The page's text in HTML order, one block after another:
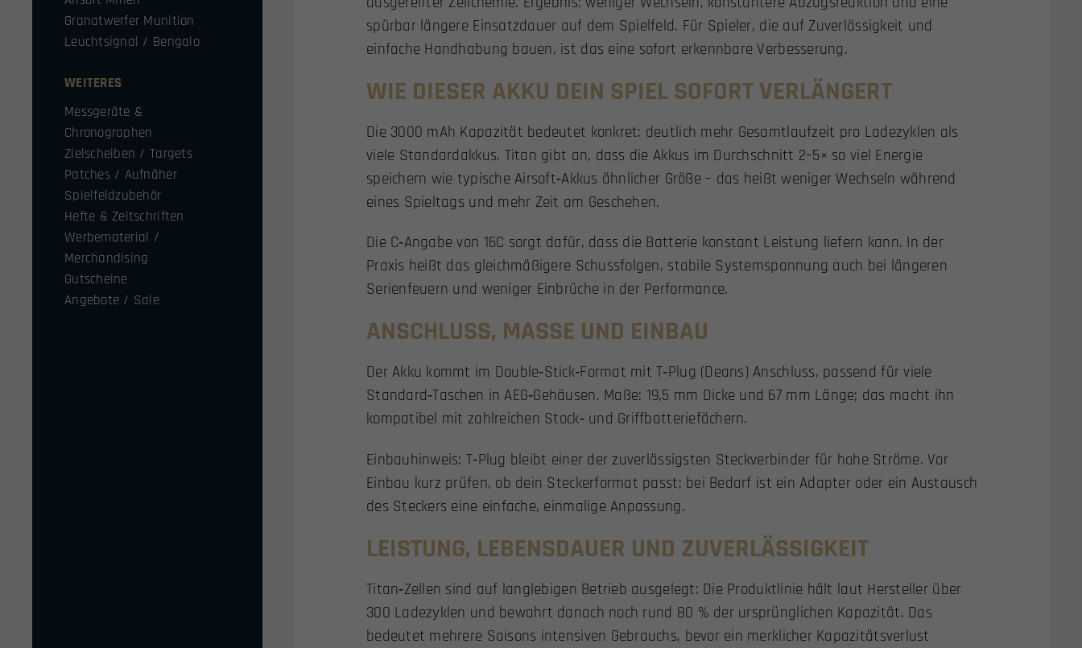
Granatwerfer Munition
Leuchtsignal / Bengalo
WEITERES
Messgeräte &
Chronographen
Zielscheiben / Targets
Patches / Aufnäher
Spielfeldzubehör
Hefte & Zeitschriften
Werbematerial /
Merchandising
Gutscheine
Angebote / Sale
spürbar längere Einsatzdauer auf dem Spielfeld. Für Spieler, die auf Zuverlässigkeit und
einfache Handhabung bauen, ist das eine sofort erkennbare Verbesserung.
WIE DIESER AKKU DEIN SPIEL SOFORT VERLÄNGERT
Die 3000 mAh Kapazität bedeutet konkret: deutlich mehr Gesamtlaufzeit pro Ladezyklen als
viele Standardakkus. Titan gibt an, dass die Akkus im Durchschnitt 2–5× so viel Energie
speichern wie typische Airsoft‑Akkus ähnlicher Größe – das heißt weniger Wechseln während
eines Spieltags und mehr Zeit am Geschehen.
Die C‑Angabe von 16C sorgt dafür, dass die Batterie konstant Leistung liefern kann. In der
Praxis heißt das gleichmäßigere Schussfolgen, stabile Systemspannung auch bei längeren
Serienfeuern und weniger Einbrüche in der Performance.
ANSCHLUSS, MASSE UND EINBAU
Der Akku kommt im Double‑Stick‑Format mit T‑Plug (Deans) Anschluss, passend für viele
Standard‑Taschen in AEG‑Gehäusen. Maße: 19,5 mm Dicke und 67 mm Länge; das macht ihn
kompatibel mit zahlreichen Stock‑ und Griffbatteriefächern.
Einbauhinweis: T‑Plug bleibt einer der zuverlässigsten Steckverbinder für hohe Ströme. Vor
Einbau kurz prüfen, ob dein Steckerformat passt; bei Bedarf ist ein Adapter oder ein Austausch
des Steckers eine einfache, einmalige Anpassung.
LEISTUNG, LEBENSDAUER UND ZUVERLÄSSIGKEIT
Titan‑Zellen sind auf langlebigen Betrieb ausgelegt: Die Produktlinie hält laut Hersteller über
300 Ladezyklen und bewahrt danach noch rund 80 % der ursprünglichen Kapazität. Das
bedeutet mehrere Saisons intensiven Gebrauchs, bevor ein merklicher Kapazitätsverlust